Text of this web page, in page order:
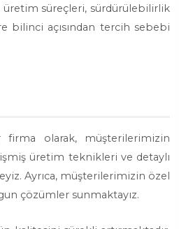
üretim süreçleri, sürdürülebilirlik
bilinci açısından tercih sebebi
firma olarak, müşterilerimizin
üretim teknikleri ve detaylı
Ayrıca, müşterilerimizin özel
çözümler sunmaktayız.